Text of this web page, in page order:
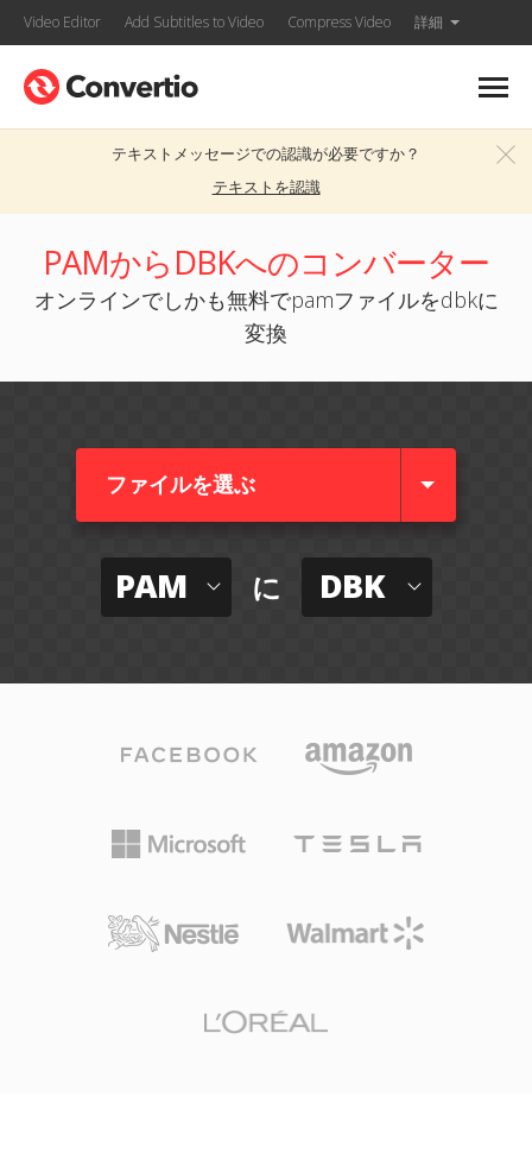
Video Editor Add Subtitles to Video Compress Video 詳細
テキストメッセージでの認識が必要ですか？
テキストを認識
PAMからDBKへのコンバーター
オンラインでしかも無料でpamファイルをdbkに
変換
ファイルを選ぶ
PAM に DBK